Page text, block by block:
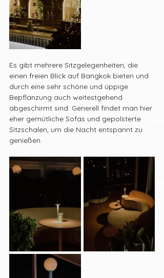
Es gibt mehrere Sitzgelegenheiten, die
einen freien Blick auf Bangkok bieten und
durch eine sehr schöne und üppige
Bepflanzung auch weitestgehend
abgeschirmt sind. Generell findet man hier
eher gemütliche Sofas und gepolsterte
Sitzschalen, um die Nacht entspannt zu
genießen.